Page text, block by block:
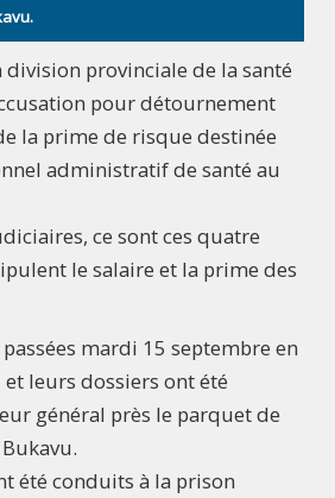
division provinciale de la santé
pour détournement
la prime de risque destinée
administratif de santé au
ce sont ces quatre
le salaire et la prime des
mardi 15 septembre en
leurs dossiers ont été
général près le parquet de
été conduits à la prison